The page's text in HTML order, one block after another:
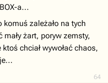
64
a...
zależało na tych
żart, poryw zemsty,
chciał wywołać chaos,